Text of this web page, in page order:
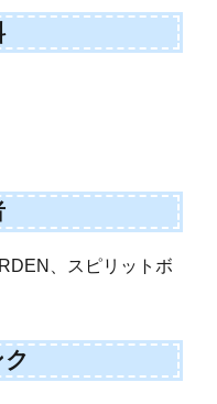
、スピリットボ